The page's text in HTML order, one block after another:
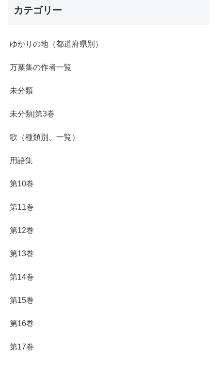
カテゴリー
ゆかりの地（都道府県別）
万葉集の作者一覧
未分類
未分類|第3巻
歌（種類別、一覧）
用語集
第10巻
第11巻
第12巻
第13巻
第14巻
第15巻
第16巻
第17巻